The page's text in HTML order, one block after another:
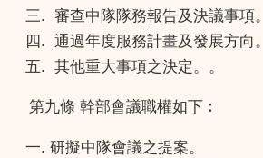
審查中隊隊務報告及決議事項。
通過年度服務計畫及發展方向。
其他重大事項之決定。。
第九條 幹部會議職權如下︰
研擬中隊會議之提案。